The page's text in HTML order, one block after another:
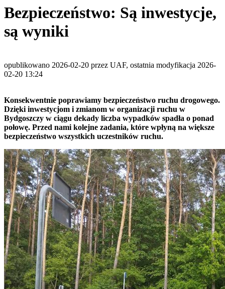
Bezpieczeństwo: Są inwestycje,
są wyniki
opublikowano 2026-02-20 przez UAF, ostatnia modyfikacja 2026-
02-20 13:24
Konsekwentnie poprawiamy bezpieczeństwo ruchu drogowego.
Dzięki inwestycjom i zmianom w organizacji ruchu w
Bydgoszczy w ciągu dekady liczba wypadków spadła o ponad
połowę. Przed nami kolejne zadania, które wpłyną na większe
bezpieczeństwo wszystkich uczestników ruchu.